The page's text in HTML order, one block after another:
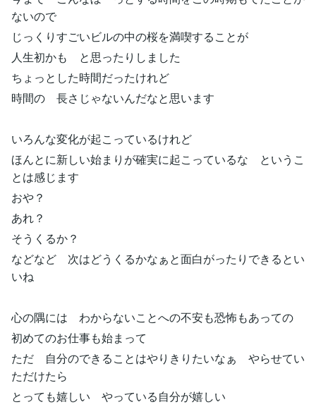
ないので
じっくりすごいビルの中の桜を満喫することが
人生初かも と思ったりしました
ちょっとした時間だったけれど
時間の 長さじゃないんだなと思います
いろんな変化が起こっているけれど
ほんとに新しい始まりが確実に起こっているな というこ
とは感じます
おや？
あれ？
そうくるか？
などなど 次はどうくるかなぁと面白がったりできるとい
いね
心の隅には わからないことへの不安も恐怖もあっての
初めてのお仕事も始まって
ただ 自分のできることはやりきりたいなぁ やらせてい
ただけたら
とっても嬉しい やっている自分が嬉しい